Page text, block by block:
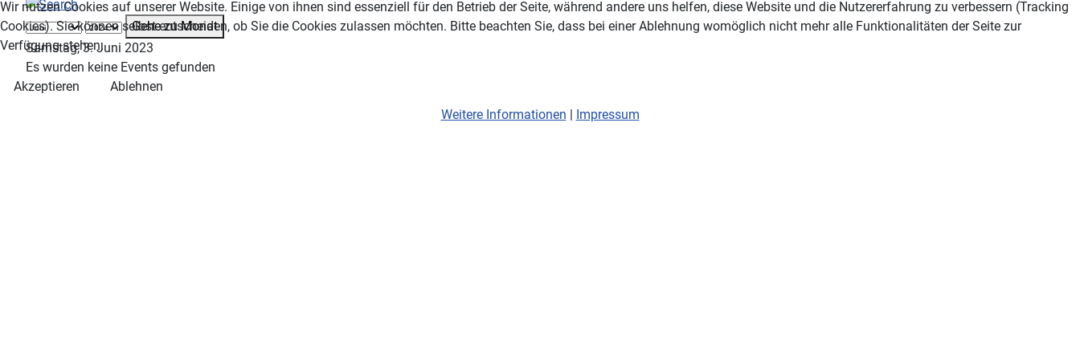
Gehe zu Monat
Samstag, 3. Juni 2023
Es wurden keine Events gefunden
Wir nutzen Cookies auf unserer Website. Einige von ihnen sind essenziell für den Betrieb der Seite, während andere uns helfen, diese Website und die Nutzererfahrung zu verbessern (Tracking
Cookies). Sie können selbst entscheiden, ob Sie die Cookies zulassen möchten. Bitte beachten Sie, dass bei einer Ablehnung womöglich nicht mehr alle Funktionalitäten der Seite zur
Verfügung stehen.
Akzeptieren
Ablehnen
Weitere Informationen | Impressum